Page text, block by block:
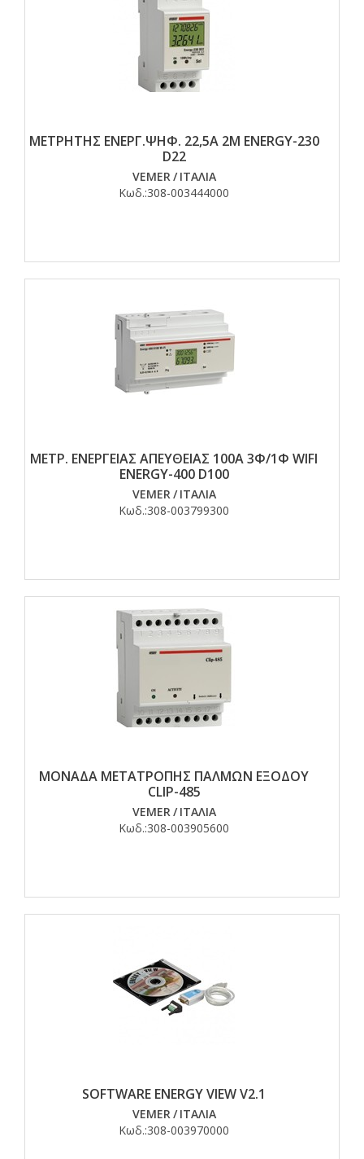
ΜΕΤΡΗΤΗΣ ΕΝΕΡΓ.ΨΗΦ. 22,5Α 2Μ ENERGY-230
D22
VEMER/ ΙΤΑΛΙΑ
Κωδ.:308-003444000
ΜΕΤΡ. ΕΝΕΡΓΕΙΑΣ ΑΠΕΥΘΕΙΑΣ 100Α 3Φ/1Φ WIFI
ENERGY-400 D100
VEMER/ ΙΤΑΛΙΑ
Κωδ.:308-003799300
ΜΟΝΑΔΑ ΜΕΤΑΤΡΟΠΗΣ ΠΑΛΜΩΝ ΕΞΟΔΟΥ
CLIP-485
VEMER/ ΙΤΑΛΙΑ
Κωδ.:308-003905600
SOFTWARE ENERGY VIEW V2.1
VEMER/ ΙΤΑΛΙΑ
Κωδ.:308-003970000